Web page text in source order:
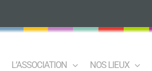
L’ASSOCIATION NOS LIEUX